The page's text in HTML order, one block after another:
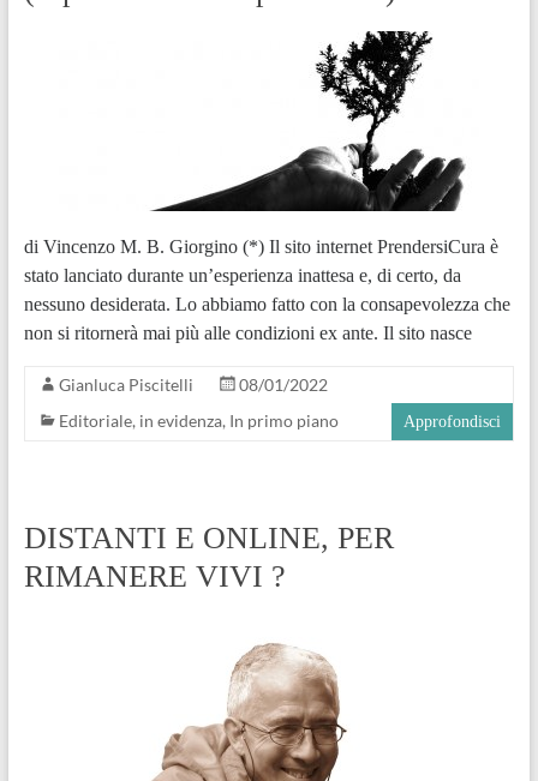
di Vincenzo M. B. Giorgino (*) Il sito internet PrendersiCura è
stato lanciato durante un’esperienza inattesa e, di certo, da
nessuno desiderata. Lo abbiamo fatto con la consapevolezza che
non si ritornerà mai più alle condizioni ex ante. Il sito nasce
Gianluca Piscitelli
08/01/2022
Editoriale, in evidenza, In primo piano Approfondisci
DISTANTI E ONLINE, PER
RIMANERE VIVI ?